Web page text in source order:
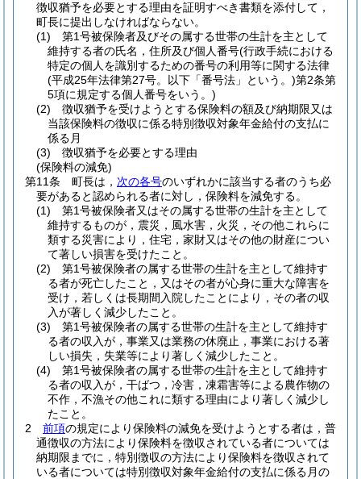
徴収猶予を必要とする理由を証明すべき書類を添付して，
町長に提出しなければならない。
(1)
第1号被保険者及びその属する世帯の生計を主として
維持する者の氏名，住所及び個人番号(行政手続における
特定の個人を識別するための番号の利用等に関する法律
(平成25年法律第27号。以下「番号法」という。)第2条第
5項に規定する個人番号をいう。)
(2)
徴収猶予を受けようとする保険料の額及び納期限又は
当該保険料の徴収に係る特別徴収対象年金給付の支払に
係る月
(3)
徴収猶予を必要とする理由
(保険料の減免)
第11条
町長は， 次の各号のいずれかに該当する者のうち必
要があると認められる者に対し，保険料を減免する。
(1)
第1号被保険者又はその属する世帯の生計を主として
維持するものが，震災，風水害，火災，その他これらに
類する災害により，住宅，家財又はその他の財産につい
て著しい損害を受けたこと。
(2)
第1号被保険者の属する世帯の生計を主として維持す
る者が死亡したこと，又はその者が心身に重大な障害を
受け，若しくは長期間入院したことにより，その者の収
入が著しく減少したこと。
(3)
第1号被保険者の属する世帯の生計を主として維持す
る者の収入が，事業又は業務の休廃止，事業における著
しい損失，失業等により著しく減少したこと。
(4)
第1号被保険者の属する世帯の生計を主として維持す
る者の収入が，干ばつ，冷害，凍霜害等による農作物の
不作，不漁その他これに類する理由により著しく減少し
たこと。
2
前項の規定により保険料の減免を受けようとする者は，普
通徴収の方法により保険料を徴収されている者については
納期限までに，特別徴収の方法により保険料を徴収されて
いる者については特別徴収対象年金給付の支払に係る月の